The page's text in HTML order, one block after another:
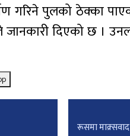
गरिने पुलको ठेक्का
दिएको छ ।
रूसमा